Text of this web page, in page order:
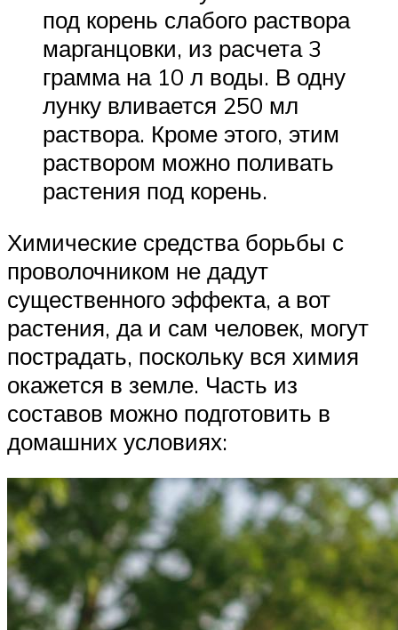
под корень слабого раствора
марганцовки, из расчета 3
грамма на 10 л воды. В одну
лунку вливается 250 мл
раствора. Кроме этого, этим
раствором можно поливать
растения под корень.
Химические средства борьбы с
проволочником не дадут
существенного эффекта, а вот
растения, да и сам человек, могут
пострадать, поскольку вся химия
окажется в земле. Часть из
составов можно подготовить в
домашних условиях: